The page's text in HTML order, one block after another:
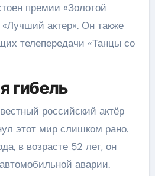
премии «Золотой
актер». Он также
телепередачи «Танцы со
гибель
российский актёр
этот мир слишком рано.
в возрасте 52 лет, он
аварии.